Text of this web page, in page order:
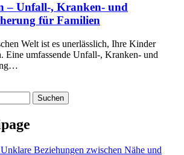
– Unfall-, Kranken- und
für Familien
Welt ist es unerlässlich, Ihre Kinder
Eine umfassende Unfall-, Kranken- und
Beziehungen zwischen Nähe und